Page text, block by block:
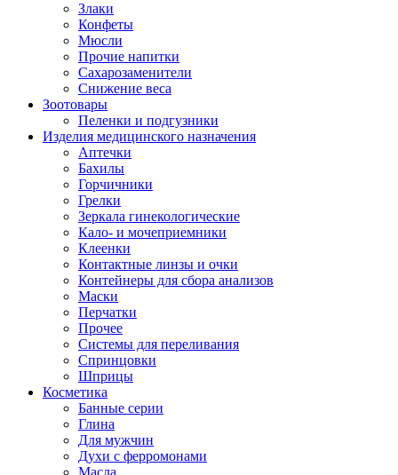
Злаки
Конфеты
Мюсли
Прочие напитки
Сахарозаменители
Снижение веса
Зоотовары
Пеленки и подгузники
Изделия медицинского назначения
Аптечки
Бахилы
Горчичники
Грелки
Зеркала гинекологические
Кало- и мочеприемники
Клеенки
Контактные линзы и очки
Контейнеры для сбора анализов
Маски
Перчатки
Прочее
Системы для переливания
Спринцовки
Шприцы
Косметика
Банные серии
Глина
Для мужчин
Духи с ферромонами
Масла